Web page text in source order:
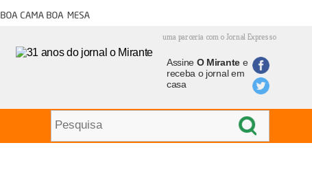
Boa cama boa mesa
uma parceria com o Jornal Expresso
Assine O Mirantee
receba o jornal em
casa